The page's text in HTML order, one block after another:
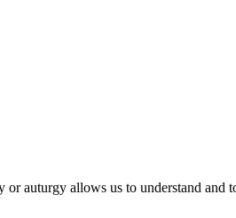
auturgy allows us to understand and